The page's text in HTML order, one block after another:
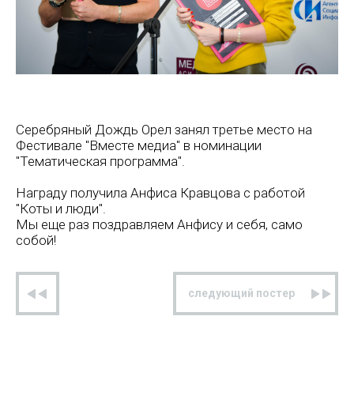
Серебряный Дождь Орел занял третье место на
Фестивале "Вместе медиа" в номинации
"Тематическая программа".
Награду получила Анфиса Кравцова с работой
"Коты и люди".
Мы еще раз поздравляем Анфису и себя, само
собой!
следующий постер